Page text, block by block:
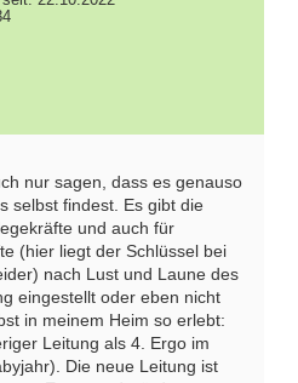
nur sagen, dass es genauso
selbst findest. Es gibt die
und auch für
(hier liegt der Schlüssel bei
nach Lust und Laune des
eingestellt oder eben nicht
in meinem Heim so erlebt:
Leitung als 4. Ergo im
Die neue Leitung ist